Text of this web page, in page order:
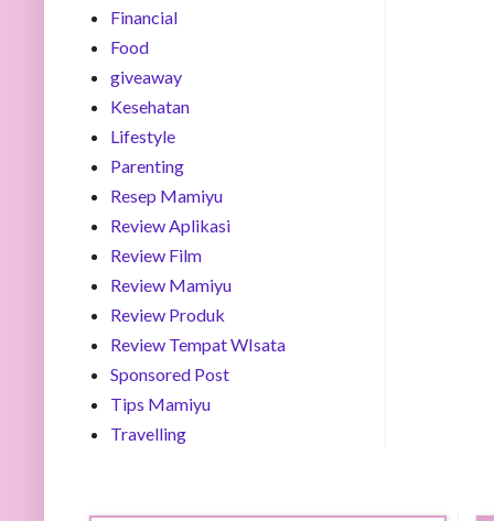
Financial
Food
giveaway
Kesehatan
Lifestyle
Parenting
Resep Mamiyu
Review Aplikasi
Review Film
Review Mamiyu
Review Produk
Review Tempat WIsata
Sponsored Post
Tips Mamiyu
Travelling